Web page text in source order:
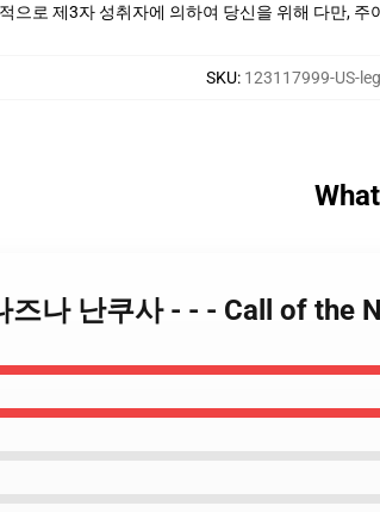
으로 제3자 성취자에 의하여 당신을 위해 다만,
SKU: 123117999-US-
나 난쿠사 - - - Call of the